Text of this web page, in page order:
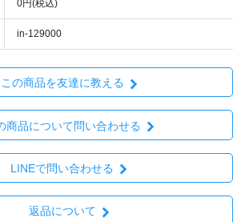
0円(税込)
in-129000
この商品を友達に教える
商品について問い合わせる
LINEで問い合わせる
返品について